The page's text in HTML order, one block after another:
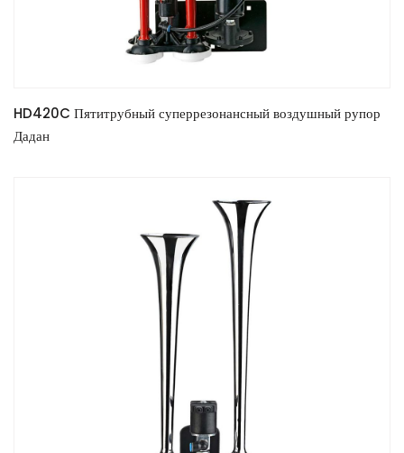
HD420C Пятитрубный суперрезонансный воздушный рупор
Дадан